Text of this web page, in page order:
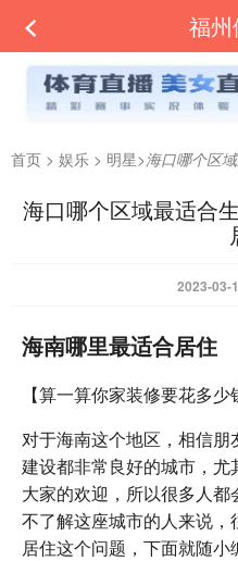
福州
首页 > 娱乐 > 明星>海口哪个区
海口哪个区域最适合
2023-03-
海南哪里最适合居住
【算一算你家装修要花多少
对于海南这个地区，相信
建设都非常良好的城市，
大家的欢迎，所以很多人
不了解这座城市的人来说
居住这个问题，下面就随小